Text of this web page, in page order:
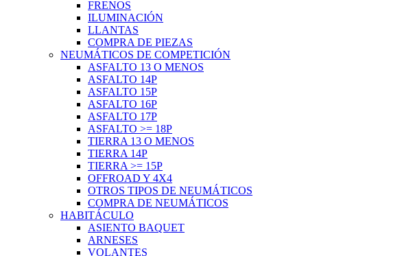
FRENOS
ILUMINACIÓN
LLANTAS
COMPRA DE PIEZAS
NEUMÁTICOS DE COMPETICIÓN
ASFALTO 13 O MENOS
ASFALTO 14P
ASFALTO 15P
ASFALTO 16P
ASFALTO 17P
ASFALTO >= 18P
TIERRA 13 O MENOS
TIERRA 14P
TIERRA >= 15P
OFFROAD Y 4X4
OTROS TIPOS DE NEUMÁTICOS
COMPRA DE NEUMÁTICOS
HABITÁCULO
ASIENTO BAQUET
ARNESES
VOLANTES